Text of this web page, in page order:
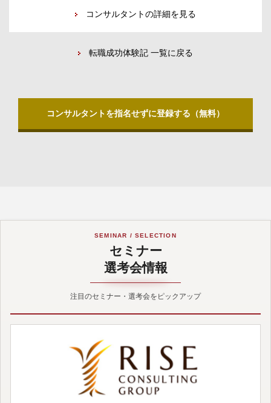
コンサルタントの詳細を見る
転職成功体験記 一覧に戻る
コンサルタントを指名せずに登録する（無料）
SEMINAR / SELECTION
セミナー
選考会情報
注目のセミナー・選考会をピックアップ